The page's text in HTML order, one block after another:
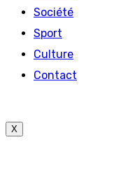
Société
Sport
Culture
Contact
X